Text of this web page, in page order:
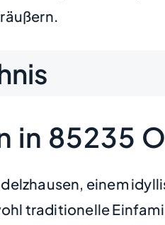
in 85235
einem
traditionelle